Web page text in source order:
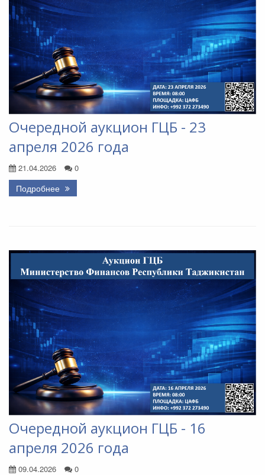
Очередной аукцион ГЦБ - 23
апреля 2026 года
21.04.2026 0
Подробнее
Очередной аукцион ГЦБ - 16
апреля 2026 года
09.04.2026 0